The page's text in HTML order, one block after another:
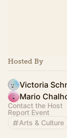
Hosted By
Victoria
Mario
Contact the Host
Report Event
Arts & Culture